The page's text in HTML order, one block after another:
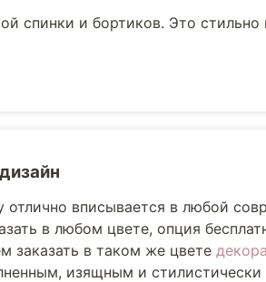
спинки и бортиков. Это
отлично вписывается в любой
в любом цвете, опция
заказать в таком же цвете
изящным и